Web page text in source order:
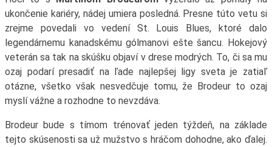
ukončenie kariéry, nádej umiera posledná. Presne túto vetu si
zrejme povedali vo vedení St. Louis Blues, ktoré dalo
legendárnemu kanadskému gólmanovi ešte šancu. Hokejový
veterán sa tak na skúšku objaví v drese modrých. To, či sa mu
ozaj podarí presadiť na ľade najlepšej ligy sveta je zatiaľ
otázne, všetko však nesvedčuje tomu, že Brodeur to ozaj
myslí vážne a rozhodne to nevzdáva.
Brodeur bude s tímom trénovať jeden týždeň, na základe
tejto skúsenosti sa už mužstvo s hráčom dohodne, ako ďalej.